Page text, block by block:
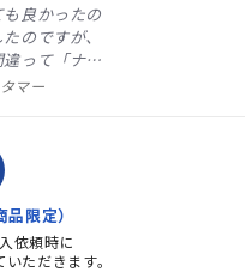
良かったの
のですが、
って「ナチ
いました。
早く、品
足していま
するときは
マー
限定）
依頼時に
ただきます。